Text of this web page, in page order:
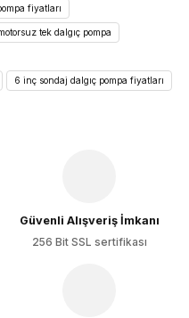
ederiz.
bulunuyor.
fiyatları
tek dalgıç pompa
6 inç sondaj dalgıç pompa fiyatları
Güvenli Alışveriş İmkanı
256 Bit SSL sertifikası